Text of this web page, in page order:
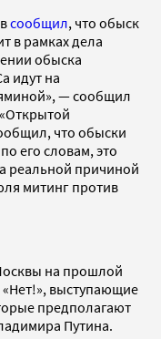
сообщил, что обыск
в рамках дела
обыска
идут на
— сообщил
что обыски
его словам, это
реальной причиной
митинг против
на прошлой
выступающие
предполагают
Путина.